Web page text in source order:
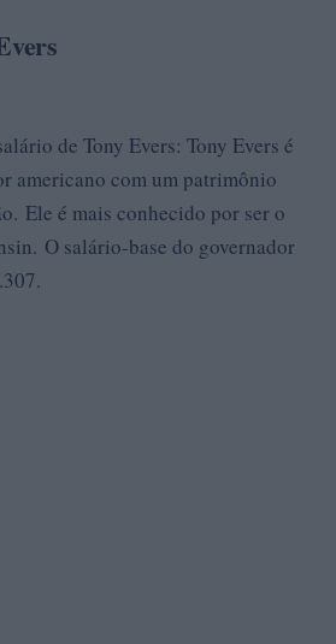
de Tony Evers: Tony Evers é
americano com um patrimônio
Ele é mais conhecido por ser o
O salário-base do governador